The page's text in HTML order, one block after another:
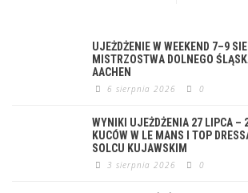
UJEŻDŻENIE W WEEKEND 7–9
MISTRZOSTWA DOLNEGO
AACHEN
6 sierpnia 2026 0
WYNIKI UJEŻDŻENIA 27 LIPCA –
KUCÓW W LE MANS I TOP
SOLCU KUJAWSKIM
3 sierpnia 2026 0